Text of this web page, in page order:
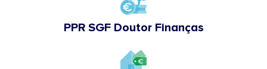
PPR SGF Doutor Finanças